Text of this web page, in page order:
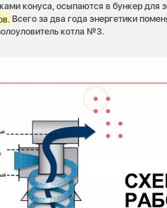
конуса, осыпаются в бункер для
Всего за два года энергетики
котла №3.